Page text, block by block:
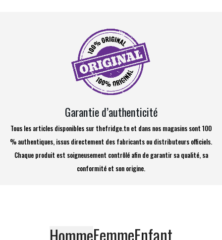
Garantie d’authenticité
Tous les articles disponibles sur thefridge.tn et dans nos magasins sont 100
% authentiques, issus directement des fabricants ou distributeurs officiels.
Chaque produit est soigneusement contrôlé afin de garantir sa qualité, sa
conformité et son origine.
FemmeEnfant